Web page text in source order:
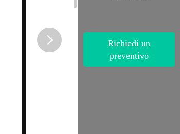
Richiedi un
preventivo